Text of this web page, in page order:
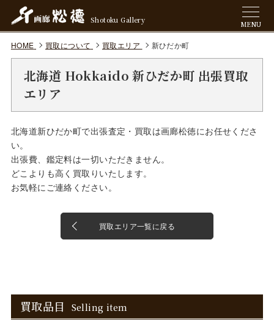
Shotoku Gallery MENU
HOME 買取について 買取エリア 新ひだか町
北海道 Hokkaido 新ひだか町 出張買取
エリア
北海道新ひだか町で出張査定・買取は画廊松徳にお任せくださ
い。
出張費、鑑定料は一切いただきません。
どこよりも高く買取りいたします。
お気軽にご連絡ください。
買取エリア一覧に戻る
買取品目 Selling item